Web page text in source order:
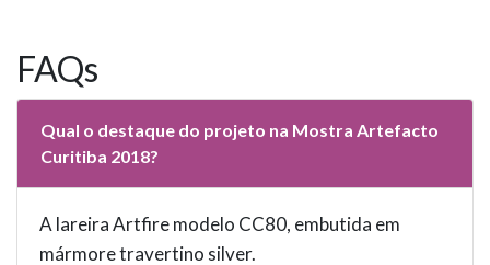
FAQs
Qual o destaque do projeto na Mostra Artefacto
Curitiba 2018?
A lareira Artfire modelo CC80, embutida em
mármore travertino silver.